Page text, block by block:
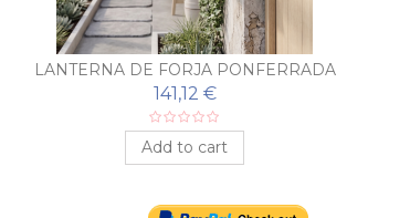
LANTERNA DE FORJA PONFERRADA
141,12 €
Add to cart